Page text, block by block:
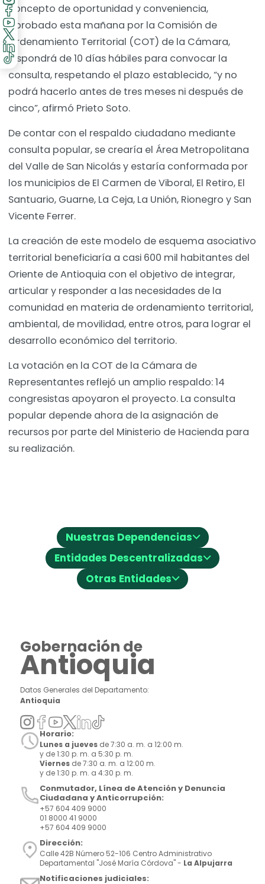
concepto de oportunidad y conveniencia,
aprobado esta mañana por la Comisión de
Ordenamiento Territorial (COT) de la Cámara,
dispondrá de 10 días hábiles para convocar la
consulta, respetando el plazo establecido, “y no
podrá hacerlo antes de tres meses ni después de
cinco”, afirmó Prieto Soto.
De contar con el respaldo ciudadano mediante
consulta popular, se crearía el Área Metropolitana
del Valle de San Nicolás y estaría conformada por
los municipios de El Carmen de Viboral, El Retiro, El
Santuario, Guarne, La Ceja, La Unión, Rionegro y San
Vicente Ferrer.
La creación de este modelo de esquema asociativo
territorial beneficiaría a casi 600 mil habitantes del
Oriente de Antioquia con el objetivo de integrar,
articular y responder a las necesidades de la
comunidad en materia de ordenamiento territorial,
ambiental, de movilidad, entre otros, para lograr el
desarrollo económico del territorio.
La votación en la COT de la Cámara de
Representantes reflejó un amplio respaldo: 14
congresistas apoyaron el proyecto. La consulta
popular depende ahora de la asignación de
recursos por parte del Ministerio de Hacienda para
su realización.
Nuestras Dependencias⌵
Entidades Descentralizadas⌵
Otras Entidades⌵
Gobernación de
Antioquia
Datos Generales del Departamento:
Antioquia
Horario:
Lunes a jueves de 7:30 a. m. a 12:00 m.
y de 1:30 p. m. a 5:30 p. m.
Viernes de 7:30 a. m. a 12:00 m.
y de 1:30 p. m. a 4:30 p. m.
Conmutador, Línea de Atención y Denuncia
Ciudadana y Anticorrupción:
+57 604 409 9000
01 8000 41 9000
+57 604 409 9000
Dirección:
Calle 42B Número 52-106 Centro Administrativo
Departamental "José María Córdova" - La Alpujarra
Notificaciones judiciales: